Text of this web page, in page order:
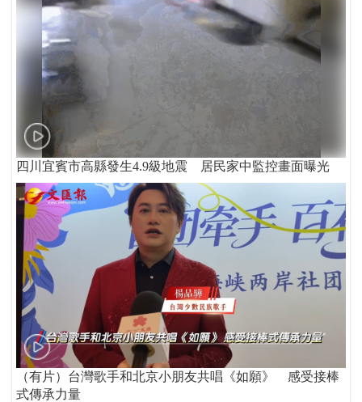
四川宜賓市高縣發生4.9級地震 居民家中監控畫面曝光
（有片）台灣歌手和北京小朋友共唱《如願》 感受接棒
式傳承力量